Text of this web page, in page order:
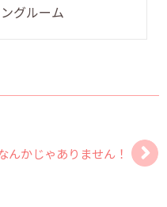
グルーム
んかじゃありません！